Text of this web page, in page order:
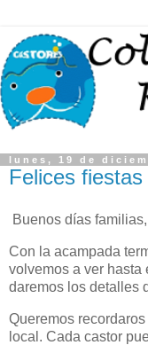
lunes, 19 de
Felices
Buenos días familias,
Con la acampada
volvemos a ver hasta
daremos los detalles
Queremos
local. Cada castor